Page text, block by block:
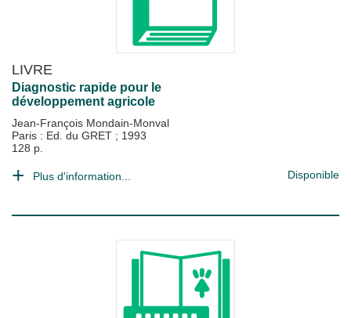
LIVRE
Diagnostic rapide pour le
développement agricole
Jean-François Mondain-Monval
Paris : Ed. du GRET ; 1993
128 p.
Plus d'information... Disponible